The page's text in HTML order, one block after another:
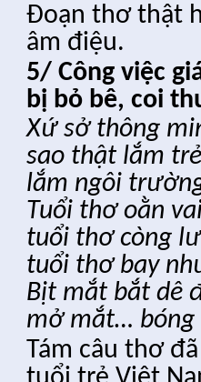
Đoạn thơ thật
âm điệu.
5/ Công việc
bị bỏ bê, coi
Xứ sở thông
sao thật lắm
lắm ngôi
Tuổi thơ oằn
tuổi thơ còng
tuổi thơ bay
Bịt mắt bắt dê
mở mắt…
Tám câu thơ